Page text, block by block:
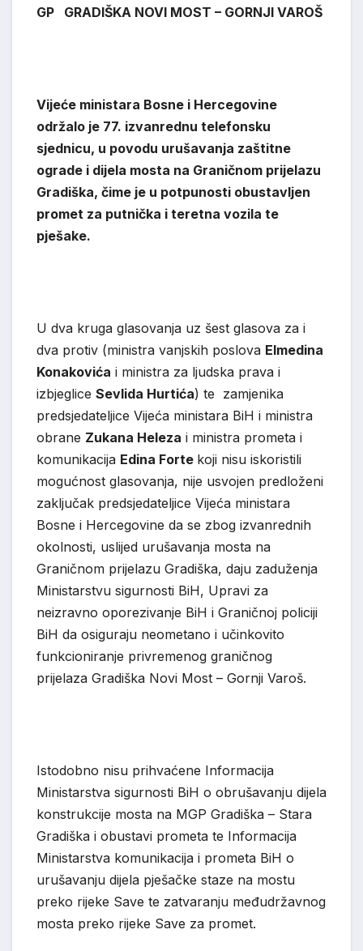
GP GRADIŠKA NOVI MOST – GORNJI VAROŠ
Vijeće ministara Bosne i Hercegovine
održalo je 77. izvanrednu telefonsku
sjednicu, u povodu urušavanja zaštitne
ograde i dijela mosta na Graničnom prijelazu
Gradiška, čime je u potpunosti obustavljen
promet za putnička i teretna vozila te
pješake.
U dva kruga glasovanja uz šest glasova za i
dva protiv (ministra vanjskih poslova Elmedina
Konakovića i ministra za ljudska prava i
izbjeglice Sevlida Hurtića) te zamjenika
predsjedateljice Vijeća ministara BiH i ministra
obrane Zukana Heleza i ministra prometa i
komunikacija Edina Forte koji nisu iskoristili
mogućnost glasovanja, nije usvojen predloženi
zaključak predsjedateljice Vijeća ministara
Bosne i Hercegovine da se zbog izvanrednih
okolnosti, uslijed urušavanja mosta na
Graničnom prijelazu Gradiška, daju zaduženja
Ministarstvu sigurnosti BiH, Upravi za
neizravno oporezivanje BiH i Graničnoj policiji
BiH da osiguraju neometano i učinkovito
funkcioniranje privremenog graničnog
prijelaza Gradiška Novi Most – Gornji Varoš.
Istodobno nisu prihvaćene Informacija
Ministarstva sigurnosti BiH o obrušavanju dijela
konstrukcije mosta na MGP Gradiška – Stara
Gradiška i obustavi prometa te Informacija
Ministarstva komunikacija i prometa BiH o
urušavanju dijela pješačke staze na mostu
preko rijeke Save te zatvaranju međudržavnog
mosta preko rijeke Save za promet.